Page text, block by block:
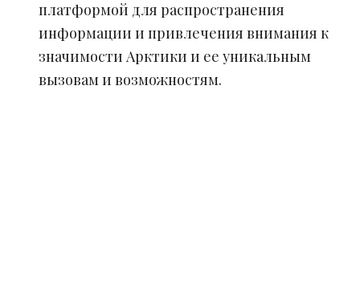
платформой для распространения
информации и привлечения внимания к
значимости Арктики и ее уникальным
вызовам и возможностям.